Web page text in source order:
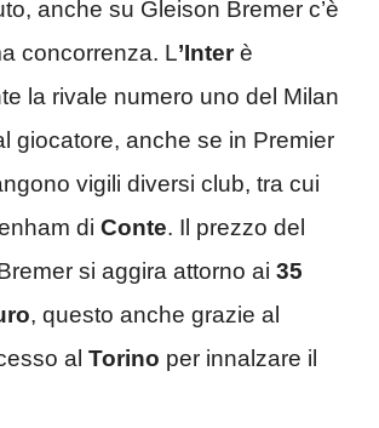
anche su Gleison Bremer c’è
concorrenza. L’Interè
la rivale numero uno del Milan
giocatore, anche se in Premier
vigili diversi club, tra cui
di Conte. Il prezzo del
si aggira attorno ai 35
, questo anche grazie al
al Torino per innalzare il